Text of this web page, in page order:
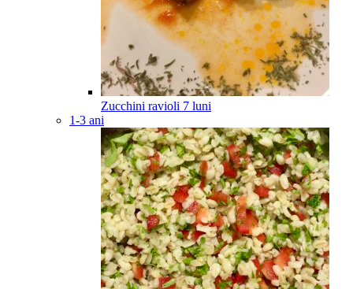
Zucchini ravioli 7 luni
1-3 ani